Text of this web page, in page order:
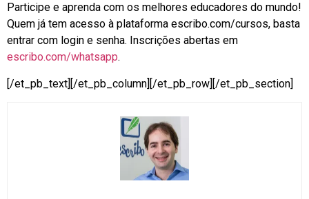
Participe e aprenda com os melhores educadores do mundo!
Quem já tem acesso à plataforma escribo.com/cursos, basta
entrar com login e senha. Inscrições abertas em
escribo.com/whatsapp.
[/et_pb_text][/et_pb_column][/et_pb_row][/et_pb_section]